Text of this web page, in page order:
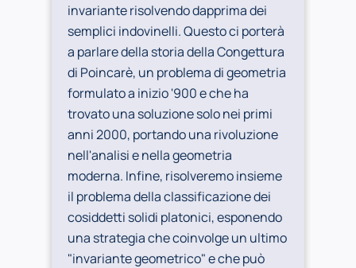
invariante risolvendo dapprima dei
semplici indovinelli. Questo ci porterà
a parlare della storia della Congettura
di Poincarè, un problema di geometria
formulato a inizio '900 e che ha
trovato una soluzione solo nei primi
anni 2000, portando una rivoluzione
nell'analisi e nella geometria
moderna. Infine, risolveremo insieme
il problema della classificazione dei
cosiddetti solidi platonici, esponendo
una strategia che coinvolge un ultimo
"invariante geometrico" e che può